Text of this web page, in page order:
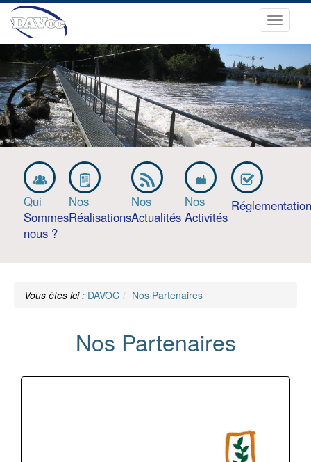
Ouvrir
le
Qui
Sommes
nous ?
Nos
Réalisations
Nos
Actualités
Nos
Activités
Réglementation
Vous êtes ici : DAVOC Nos Partenaires
Nos Partenaires